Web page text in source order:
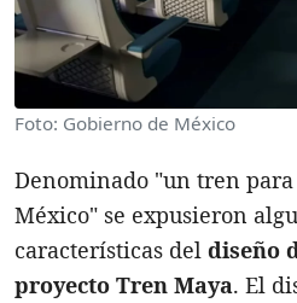
Foto: Gobierno de México
Denominado "un tren
México" se expusieron
características del diseño
proyecto Tren Maya. El